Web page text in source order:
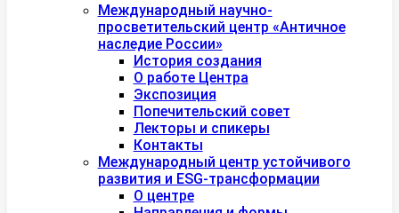
Международный научно-
просветительский центр «Античное
наследие России»
История создания
О работе Центра
Экспозиция
Попечительский совет
Лекторы и спикеры
Контакты
Международный центр устойчивого
развития и ESG-трансформации
О центре